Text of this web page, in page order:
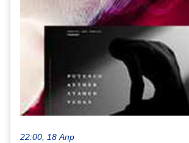
22:00, 18 Апр